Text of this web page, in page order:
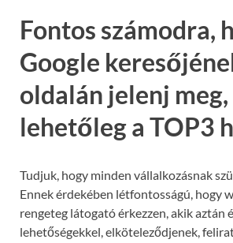
Fontos számodra,
Google
oldalán jelenj meg,
lehetőleg a TOP3
Tudjuk, hogy minden vállalkozásnak
Ennek érdekében létfontosságú, hogy
rengeteg látogató érkezzen, akik aztán
lehetőségekkel, elköteleződjenek,